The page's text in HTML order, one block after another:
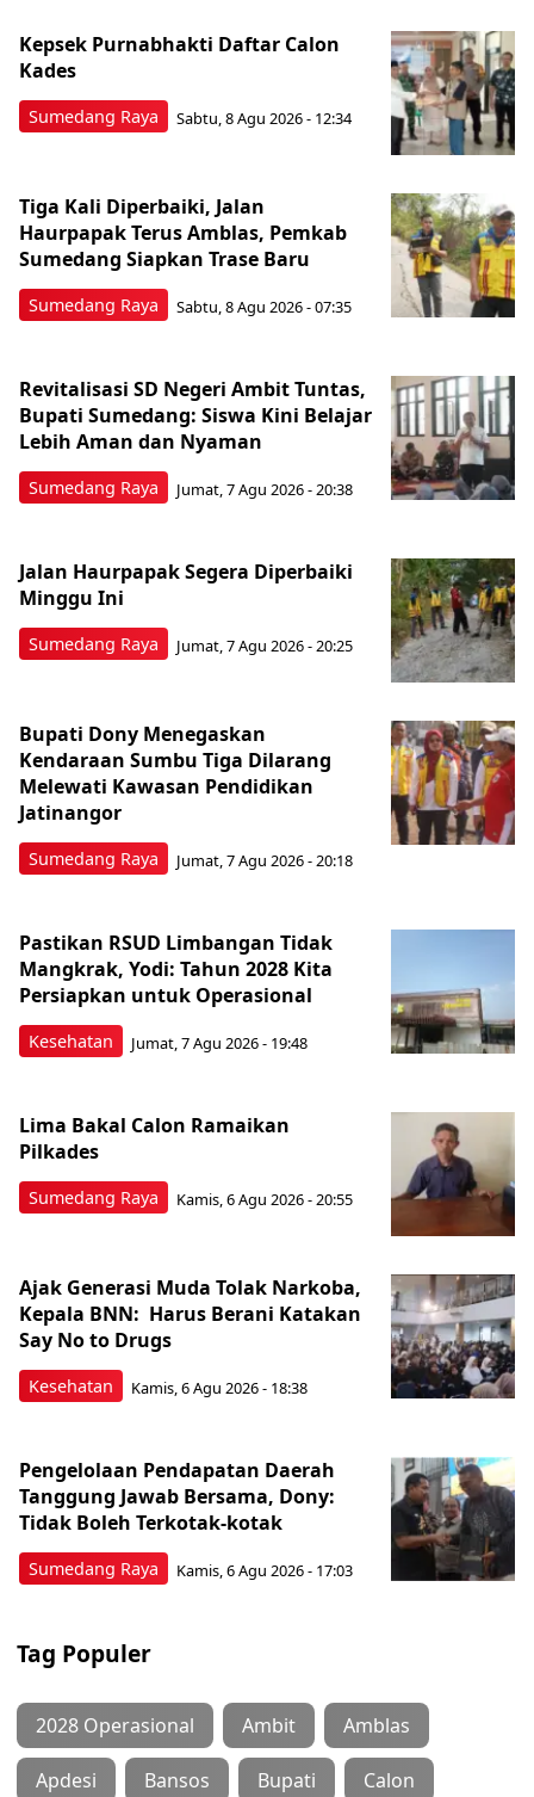
Sumedang Raya
Kepsek Purnabhakti Daftar Calon
Kades
Sabtu, 8 Agu 2026 - 12:34
Sumedang Raya
Tiga Kali Diperbaiki, Jalan
Haurpapak Terus Amblas, Pemkab
Sumedang Siapkan Trase Baru
Sabtu, 8 Agu 2026 - 07:35
Sumedang Raya
Revitalisasi SD Negeri Ambit Tuntas,
Bupati Sumedang: Siswa Kini Belajar
Lebih Aman dan Nyaman
Jumat, 7 Agu 2026 - 20:38
Sumedang Raya
Jalan Haurpapak Segera Diperbaiki
Minggu Ini
Jumat, 7 Agu 2026 - 20:25
Sumedang Raya
Bupati Dony Menegaskan
Kendaraan Sumbu Tiga Dilarang
Melewati Kawasan Pendidikan
Jatinangor
Jumat, 7 Agu 2026 - 20:18
Kesehatan
Pastikan RSUD Limbangan Tidak
Mangkrak, Yodi: Tahun 2028 Kita
Persiapkan untuk Operasional
Jumat, 7 Agu 2026 - 19:48
Sumedang Raya
Lima Bakal Calon Ramaikan
Pilkades
Kamis, 6 Agu 2026 - 20:55
Kesehatan
Ajak Generasi Muda Tolak Narkoba,
Kepala BNN: Harus Berani Katakan
Say No to Drugs
Kamis, 6 Agu 2026 - 18:38
Sumedang Raya
Pengelolaan Pendapatan Daerah
Tanggung Jawab Bersama, Dony:
Tidak Boleh Terkotak-kotak
Kamis, 6 Agu 2026 - 17:03
Tag Populer
2028 Operasional Ambit Amblas
Apdesi Bansos Bupati Calon